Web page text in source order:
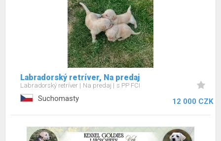
Labradorský retríver, Na predaj
Labradorský retríver Na predaj s PP FCI
Suchomasty 12 000 CZK